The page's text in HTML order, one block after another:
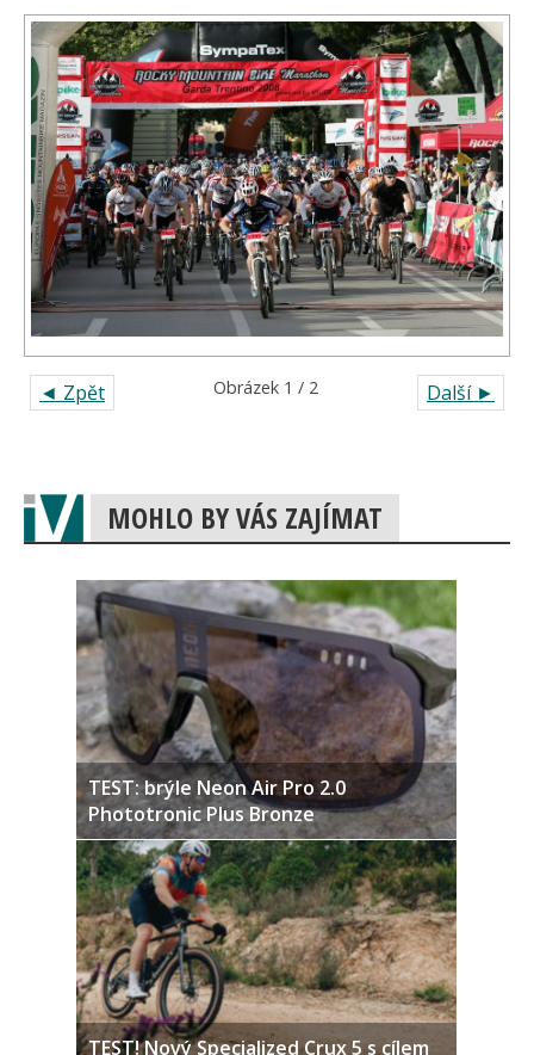
◄ Zpět Další ►
Obrázek 1 / 2
MOHLO BY VÁS ZAJÍMAT
TEST: brýle Neon Air Pro 2.0
Phototronic Plus Bronze
TEST! Nový Specialized Crux 5 s cílem